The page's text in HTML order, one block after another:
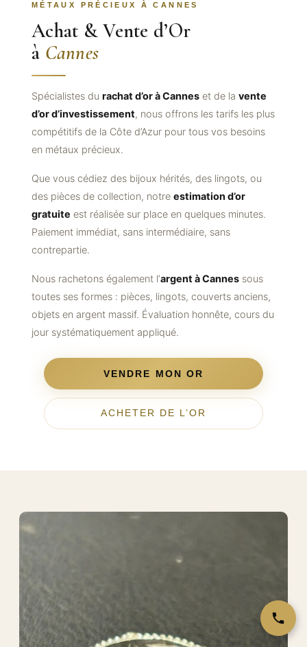
MÉTAUX PRÉCIEUX À CANNES
Achat & Vente d’Or
à Cannes
Spécialistes du rachat d’or à Cannes et de la vente
d’or d’investissement, nous offrons les tarifs les plus
compétitifs de la Côte d’Azur pour tous vos besoins
en métaux précieux.
Que vous cédiez des bijoux hérités, des lingots, ou
des pièces de collection, notre estimation d’or
gratuite est réalisée sur place en quelques minutes.
Paiement immédiat, sans intermédiaire, sans
contrepartie.
Nous rachetons également l’argent à Cannes sous
toutes ses formes : pièces, lingots, couverts anciens,
objets en argent massif. Évaluation honnête, cours du
jour systématiquement appliqué.
VENDRE MON OR
ACHETER DE L’OR